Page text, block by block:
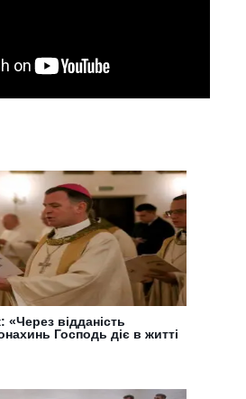
«Через відданість
Господь діє в житті